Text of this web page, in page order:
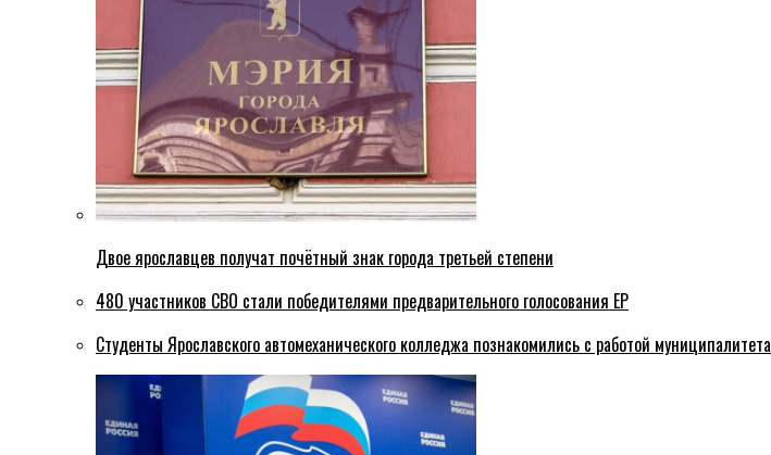
Двое ярославцев получат почётный знак города третьей степени
480 участников СВО стали победителями предварительного голосования ЕР
Студенты Ярославского автомеханического колледжа познакомились с работой муниципалитета